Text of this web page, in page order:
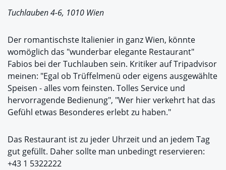
Tuchlauben 4-6, 1010 Wien
Der romantischste Italienier in ganz Wien, könnte
womöglich das "wunderbar elegante Restaurant"
Fabios bei der Tuchlauben sein. Kritiker auf Tripadvisor
meinen: "Egal ob Trüffelmenü oder eigens ausgewählte
Speisen - alles vom feinsten. Tolles Service und
hervorragende Bedienung", "Wer hier verkehrt hat das
Gefühl etwas Besonderes erlebt zu haben."
Das Restaurant ist zu jeder Uhrzeit und an jedem Tag
gut gefüllt. Daher sollte man unbedingt reservieren:
+43 1 5322222